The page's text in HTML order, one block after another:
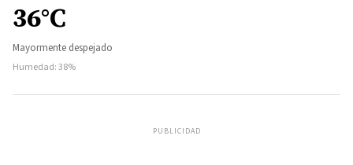
36°C
Mayormente despejado
Humedad: 38%
PUBLICIDAD